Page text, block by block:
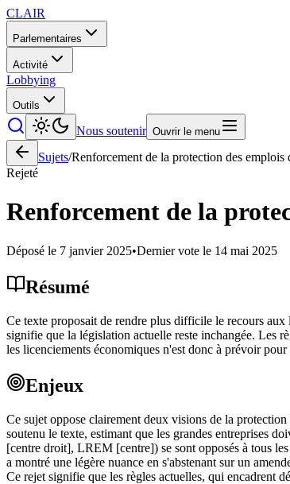
CLAIR
Parlementaires
Activité
Lobbying
Outils
Nous soutenir Ouvrir le menu
Sujets/Renforcement de la protection des emplois
Rejeté
Renforcement de la
Déposé le 7 janvier 2025•Dernier vote le 14 mai 2025
Résumé
Ce texte proposait de rendre plus difficile le recours aux
signifie que la législation actuelle reste inchangée. Les
les licenciements économiques n'est donc à prévoir
Enjeux
Ce sujet oppose clairement deux visions de la
soutenu le texte, estimant que les grandes entreprises
[centre droit], LREM [centre]) se sont opposés à tous
a montré une légère nuance en s'abstenant sur un
Ce rejet signifie que les règles actuelles, qui encadrent